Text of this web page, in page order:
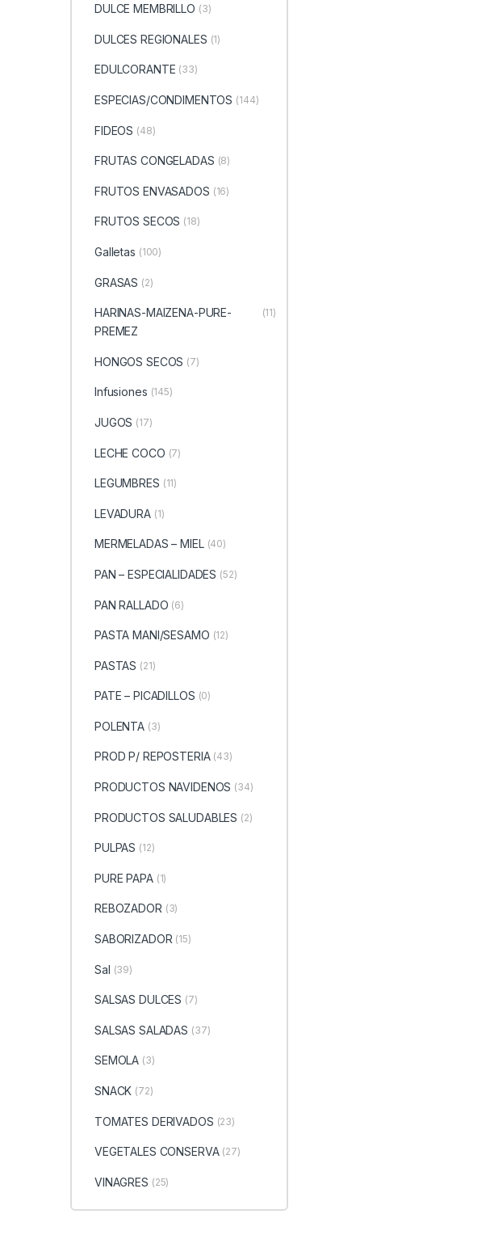
DULCE MEMBRILLO (3)
DULCES REGIONALES (1)
EDULCORANTE (33)
ESPECIAS/CONDIMENTOS (144)
FIDEOS (48)
FRUTAS CONGELADAS (8)
FRUTOS ENVASADOS (16)
FRUTOS SECOS (18)
Galletas (100)
GRASAS (2)
HARINAS-MAIZENA-PURE-
PREMEZ
(11)
HONGOS SECOS (7)
Infusiones (145)
JUGOS (17)
LECHE COCO (7)
LEGUMBRES (11)
LEVADURA (1)
MERMELADAS – MIEL (40)
PAN – ESPECIALIDADES (52)
PAN RALLADO (6)
PASTA MANI/SESAMO (12)
PASTAS (21)
PATE – PICADILLOS (0)
POLENTA (3)
PROD P/ REPOSTERIA (43)
PRODUCTOS NAVIDENOS (34)
PRODUCTOS SALUDABLES (2)
PULPAS (12)
PURE PAPA (1)
REBOZADOR (3)
SABORIZADOR (15)
Sal (39)
SALSAS DULCES (7)
SALSAS SALADAS (37)
SEMOLA (3)
SNACK (72)
TOMATES DERIVADOS (23)
VEGETALES CONSERVA (27)
VINAGRES (25)